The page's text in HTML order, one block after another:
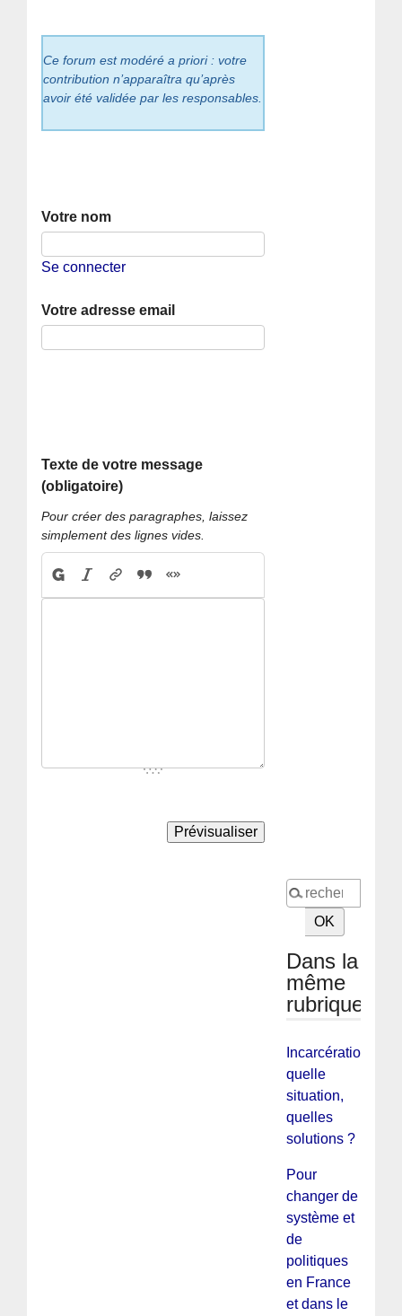
Ce forum est modéré a priori : votre
contribution n’apparaîtra qu’après
avoir été validée par les responsables.
Votre nom
Se connecter
Votre adresse email
Texte de votre message
(obligatoire)
Pour créer des paragraphes, laissez
simplement des lignes vides.
Dans la
même
rubrique
Incarcération
quelle
situation,
quelles
solutions ?
Pour
changer de
système et
de
politiques
en France
et dans le